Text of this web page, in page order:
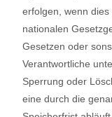
erfolgen, wenn
nationalen
Gesetzen oder
Verantwortliche
Sperrung oder
eine durch die